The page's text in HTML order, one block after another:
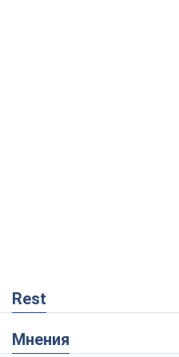
Rest
Мнения